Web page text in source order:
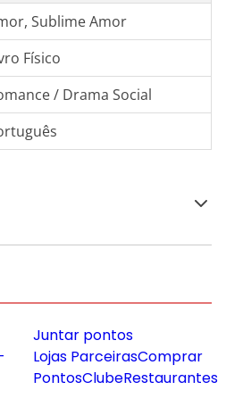
Sublime Amor
Físico
/ Drama Social
Juntar pontos
Lojas ParceirasComprar
PontosClubeRestaurantes